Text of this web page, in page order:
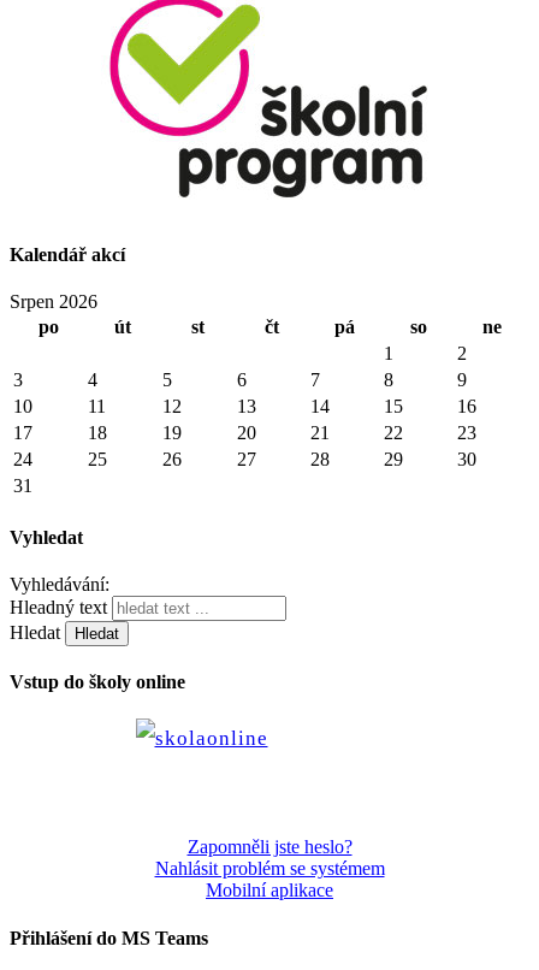
Kalendář akcí
Srpen 2026
po
út st čt pá so
ne
1
2
3
4 5 6 7 8
9
10
11 12 13 14 15
16
17
18 19 20 21 22
23
24
25 26 27 28 29
30
31
Vyhledat
Vyhledávání:
Hleadný text
Hledat
Vstup do školy online
Zapomněli jste heslo?
Nahlásit problém se systémem
Mobilní aplikace
Přihlášení do MS Teams